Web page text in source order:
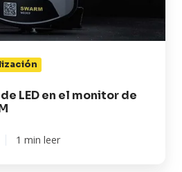
LED en el monitor de
1 min leer